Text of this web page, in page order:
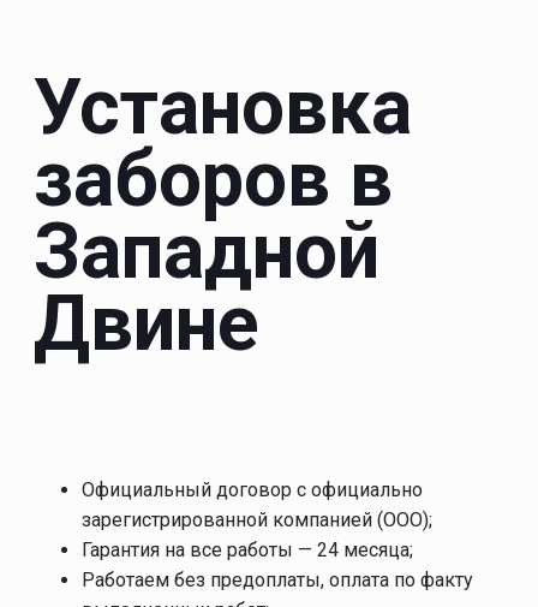
Установка
заборов в
Западной
Двине
Официальный договор с официально
зарегистрированной компанией (ООО);
Гарантия на все работы — 24 месяца;
Работаем без предоплаты, оплата по факту